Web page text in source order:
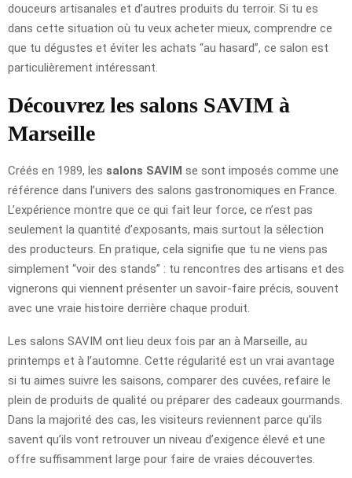
douceurs artisanales et d’autres produits du terroir. Si tu es
dans cette situation où tu veux acheter mieux, comprendre ce
que tu dégustes et éviter les achats “au hasard”, ce salon est
particulièrement intéressant.
Découvrez les salons SAVIM à
Marseille
Créés en 1989, les salons SAVIM se sont imposés comme une
référence dans l’univers des salons gastronomiques en France.
L’expérience montre que ce qui fait leur force, ce n’est pas
seulement la quantité d’exposants, mais surtout la sélection
des producteurs. En pratique, cela signifie que tu ne viens pas
simplement “voir des stands” : tu rencontres des artisans et des
vignerons qui viennent présenter un savoir-faire précis, souvent
avec une vraie histoire derrière chaque produit.
Les salons SAVIM ont lieu deux fois par an à Marseille, au
printemps et à l’automne. Cette régularité est un vrai avantage
si tu aimes suivre les saisons, comparer des cuvées, refaire le
plein de produits de qualité ou préparer des cadeaux gourmands.
Dans la majorité des cas, les visiteurs reviennent parce qu’ils
savent qu’ils vont retrouver un niveau d’exigence élevé et une
offre suffisamment large pour faire de vraies découvertes.